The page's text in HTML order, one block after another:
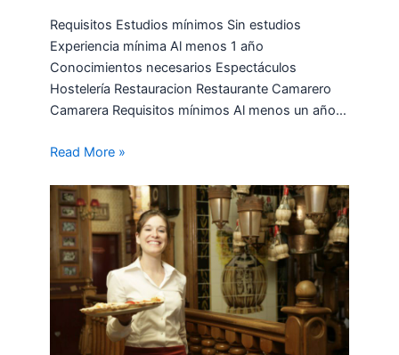
Requisitos Estudios mínimos Sin estudios
Experiencia mínima Al menos 1 año
Conocimientos necesarios Espectáculos
Hostelería Restauracion Restaurante Camarero
Camarera Requisitos mínimos Al menos un año…
Read More »